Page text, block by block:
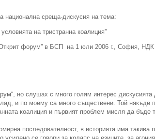
национална среща-дискусия на тема:
на тристранна коалиция”
форум” в БСП на 1 юли 2006 г., София, НДК
но слушах с много голям интерес
и по моему са много съществени. Той някъде
коалиция и първият проблем мисля да бъде
последователност, в историята има